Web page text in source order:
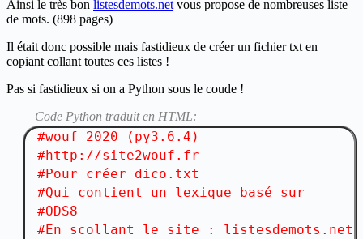
Ainsi le très bon listesdemots.netvous propose de nombreuses liste
de mots. (898 pages)
Il était donc possible mais fastidieux de créer un fichier txt en
copiant collant toutes ces listes !
Pas si fastidieux si on a Python sous le coude !
Code Python traduit en HTML:
#wouf 2020 (py3.6.4)
#http://site2wouf.fr
#Pour créer dico.txt
#Qui contient un lexique basé sur
#ODS8
#En scollant le site : listesdemots.net